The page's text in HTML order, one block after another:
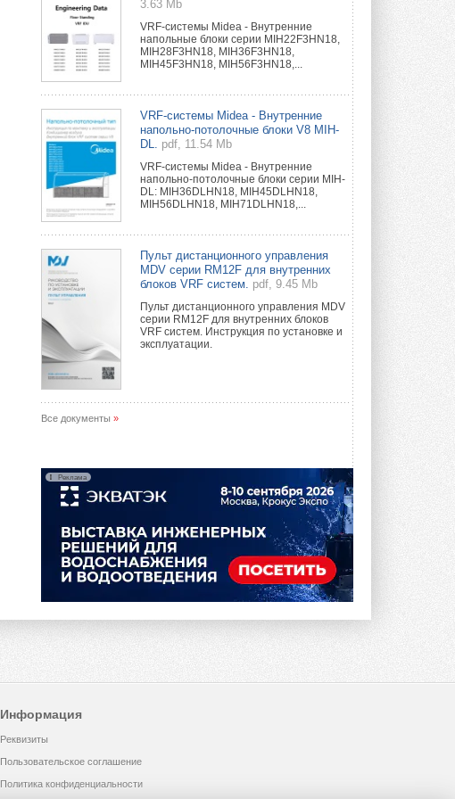
3.63 Mb
VRF-системы Midea - Внутренние
напольные блоки серии MIH22F3HN18,
MIH28F3HN18, MIH36F3HN18,
MIH45F3HN18, MIH56F3HN18,...
VRF-системы Midea - Внутренние
напольно-потолочные блоки V8 MIH-
DL.
pdf, 11.54 Mb
VRF-системы Midea - Внутренние
напольно-потолочные блоки серии MIH-
DL: MIH36DLHN18, MIH45DLHN18,
MIH56DLHN18, MIH71DLHN18,...
Пульт дистанционного управления
MDV серии RM12F для внутренних
блоков VRF систем.
pdf, 9.45 Mb
Пульт дистанционного управления MDV
серии RM12F для внутренних блоков
VRF систем. Инструкция по установке и
эксплуатации.
Все документы »
Реклама
Информация
Реквизиты
Пользовательское соглашение
Политика конфиденциальности